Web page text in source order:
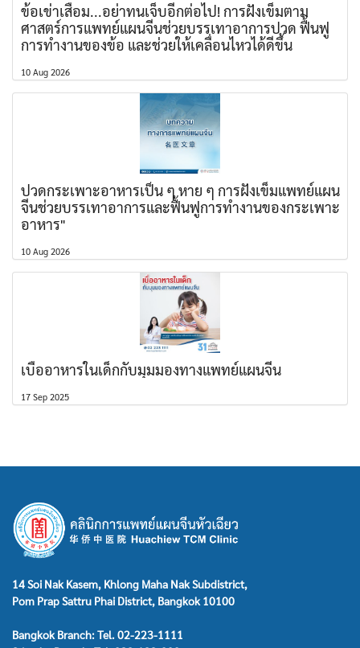
ข้อเข่าเสื่อม...อย่าทนเจ็บอีกต่อไป! การฝังเข็มตาม
ศาสตร์การแพทย์แผนจีนช่วยบรรเทาอาการปวด ฟื้นฟู
การทำงานของข้อ และช่วยให้เคลื่อนไหวได้ดีขึ้น
10 Aug 2026
ปวดกระเพาะอาหารเป็น ๆ หาย ๆ การฝังเข็มแพทย์แผน
จีนช่วยบรรเทาอาการและฟื้นฟูการทำงานของกระเพาะ
อาหาร"
10 Aug 2026
เบื่ออาหารในเด็กกับมุมมองทางแพทย์แผนจีน
17 Sep 2025
14 Soi Nak Kasem, Khlong Maha Nak Subdistrict,
Pom Prap Sattru Phai District, Bangkok 10100
Bangkok Branch: Tel. 02-223-1111